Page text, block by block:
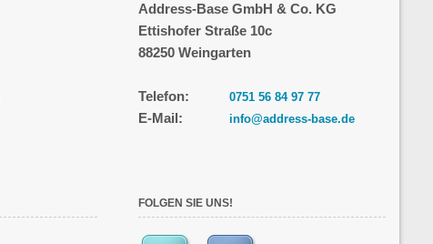
Address-Base GmbH & Co. KG
Ettishofer Straße 10c
88250 Weingarten
Telefon: 0751 56 84 97 77
E-Mail: info@address-base.de
FOLGEN SIE UNS!